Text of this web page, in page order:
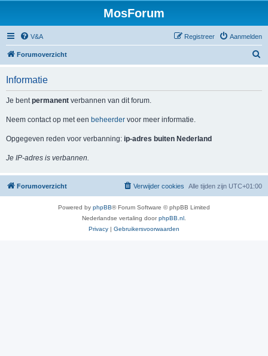
MosForum
V&A Aanmelden
Registreer
Forumoverzicht
Informatie
Je bentpermanent verbannen van dit forum.
Neem contact op met een beheerder voor meer informatie.
Opgegeven reden voor verbanning: ip-adres buiten Nederland
Je IP-adres is verbannen.
Forumoverzicht Alle tijden zijn UTC+01:00
Verwijder cookies
Powered by phpBB® Forum Software © phpBB Limited
Nederlandse vertaling doorphpBB.nl
Privacy | Gebruikersvoorwaarden